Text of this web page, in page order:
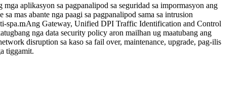
aplikasyon sa pagpanalipod sa seguridad sa impormasyon ang
mas abante nga paagi sa pagpanalipod sama sa intrusion
spa.mAng Gateway, Unified DPI Traffic Identification and Control
nga data security policy aron mailhan ug maatubang ang
disruption sa kaso sa fail over, maintenance, upgrade, pag-ilis
tiggamit.